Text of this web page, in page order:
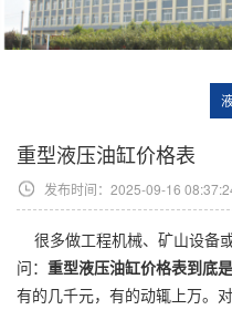
重型液压油缸价格表
发布时间：2025-09-16
很多做工程机械、矿山设备
问： 重型液压油缸价格表到底是
有的几千元，有的动辄上万。